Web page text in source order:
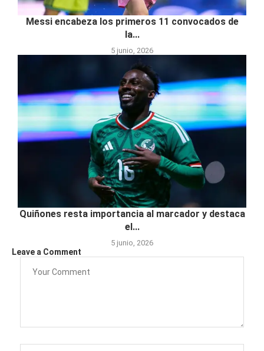
Messi encabeza los primeros 11 convocados de
la...
5 junio, 2026
Quiñones resta importancia al marcador y destaca
el...
5 junio, 2026
Leave a Comment